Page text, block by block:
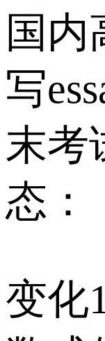
国内
写
末考
态：
变化